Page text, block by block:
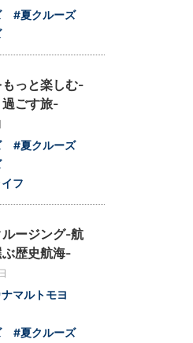
#夏クルーズ
っと楽しむ-
過ごす旅-
#夏クルーズ
フ
ージング-航
歴史航海-
マルトモヨ
#夏クルーズ